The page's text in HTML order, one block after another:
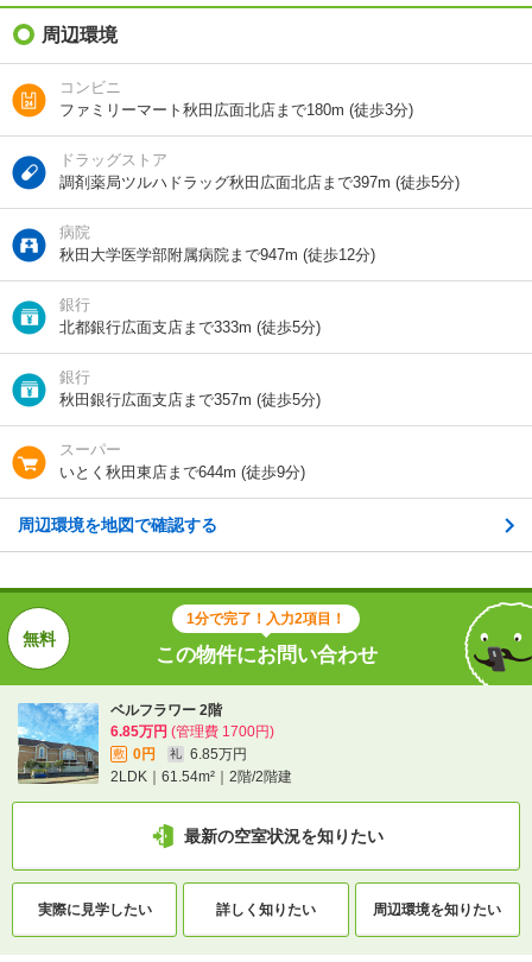
礼金（敷引・償
却金）
間取り / 専有面
積
2LDK /61.54m²
種別 / 構造 アパート
総戸数 8戸
向き
住所 秋田県秋田市広面字近藤堰越
地図を見る
交通
ＪＲ奥羽本線/秋田駅 歩29分
ＪＲ奥羽本線/秋田駅 バス15分 (バス停)三吉神社入口
1分で完了！入力2項目！
この物件にお問い合わせ
ベルフラワー 2階
6.85万円 (管理費 1700円)
敷 0円 礼
6.85万円
2LDK｜61.54m²｜2階/2階建
最新の空室状況を知りたい
実際に見学したい 詳しく知りたい
周辺環境
コンビニ
ファミリーマート秋田広面北店まで180m (徒歩3分)
ドラッグストア
調剤薬局ツルハドラッグ秋田広面北店まで397m (徒歩5分)
病院
秋田大学医学部附属病院まで947m (徒歩12分)
銀行
北都銀行広面支店まで333m (徒歩5分)
銀行
秋田銀行広面支店まで357m (徒歩5分)
スーパー
いとく秋田東店まで644m (徒歩9分)
周辺環境を地図で確認する
1分で完了！入力2項目！
この物件にお問い合わせ
ベルフラワー 2階
6.85万円 (管理費 1700円)
敷 0円 礼
6.85万円
2LDK｜61.54m²｜2階/2階建
最新の空室状況を知りたい
実際に見学したい 詳しく知りたい 周辺環境を知りたい